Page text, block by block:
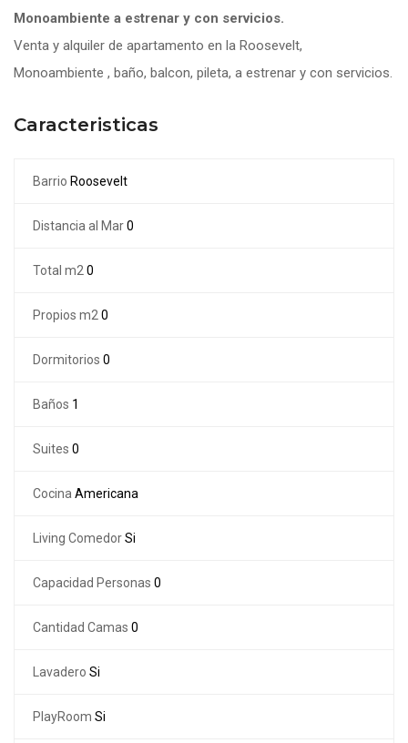
Monoambiente a estrenar y con servicios.
Venta y alquiler de apartamento en la Roosevelt,
Monoambiente , baño, balcon, pileta, a estrenar y con servicios.
Caracteristicas
Barrio Roosevelt
Distancia al Mar0
Total m2 0
Propios m2 0
Dormitorios 0
Baños 1
Suites 0
Cocina Americana
Living ComedorSi
Capacidad Personas 0
Cantidad Camas 0
Lavadero Si
PlayRoom Si